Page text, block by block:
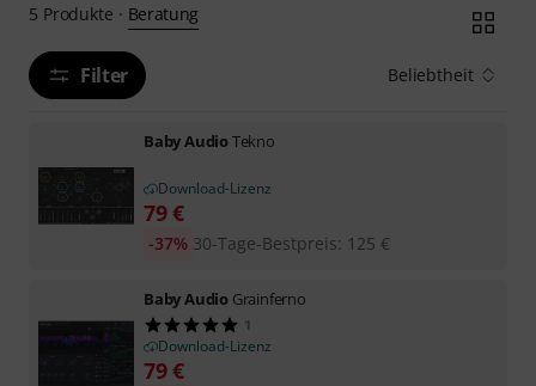
5 Produkte · Beratung
Filter Beliebtheit
Baby AudioTekno
Download-Lizenz
79€
30-Tage-Bestpreis: 125 €
-37%
Baby Audio Grainferno
1
Download-Lizenz
79€